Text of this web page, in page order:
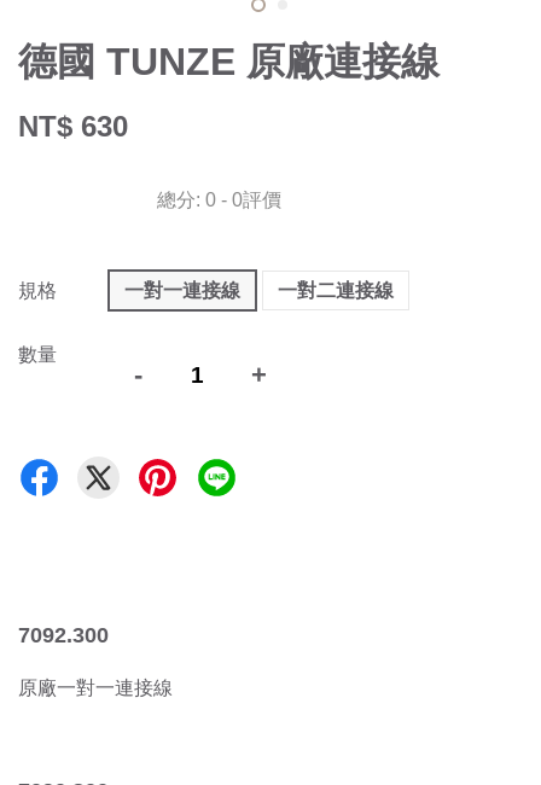
德國 TUNZE 原廠連接線
NT$ 630
總分: 0 - 0評價
規格 一對一連接線 一對二連接線
數量
- +
7092.300
原廠一對一連接線